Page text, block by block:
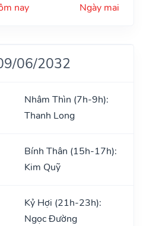
nay Ngày mai
06/2032
Nhâm Thìn (7h-9h):
Thanh Long
Bính Thân (15h-17h):
Kim Quỹ
Kỷ Hợi (21h-23h):
Ngọc Đường